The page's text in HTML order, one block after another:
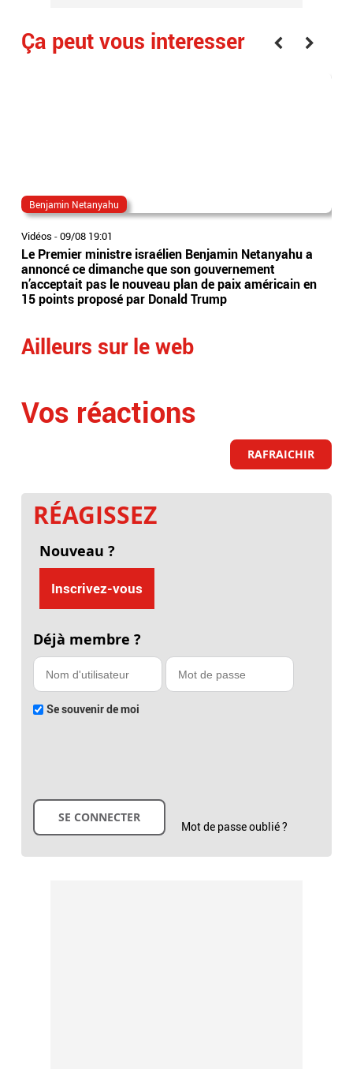
Ça peut vous interesser
Benjamin Netanyahu
Vidéos -09/08 19:01
Le Premier ministre israélien Benjamin Netanyahu a
annoncé ce dimanche que son gouvernement
n’acceptait pas le nouveau plan de paix américain en
15 points proposé par Donald Trump
Ailleurs sur le web
Vos réactions
RAFRAICHIR
RÉAGISSEZ
Nouveau ?
Inscrivez-vous
Déjà membre ?
Se souvenir de moi
Mot de passe oublié ?